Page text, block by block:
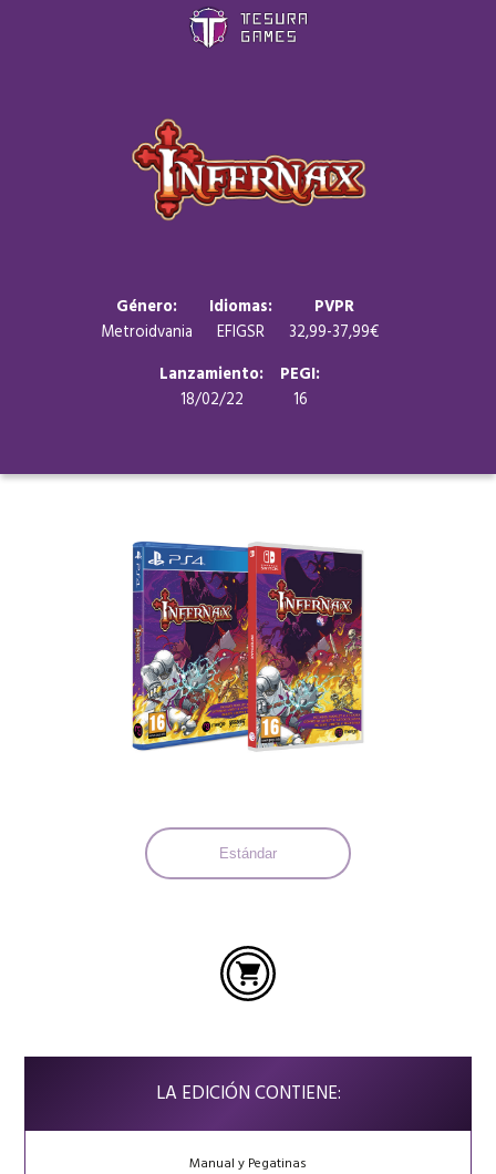
Género:
Metroidvania
Idiomas:
EFIGSR
PVPR
32,99-37,99€
Lanzamiento:
18/02/22
PEGI:
16
Estándar
LA EDICIÓN CONTIENE:
Manual y Pegatinas
Store
Contacto
Idiomas: